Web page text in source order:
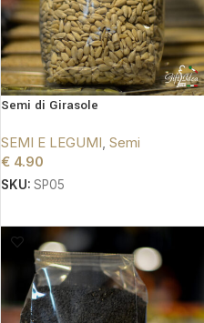
Semi di Girasole
SEMI E LEGUMI Semi
€ 4.90
SKU: SP05